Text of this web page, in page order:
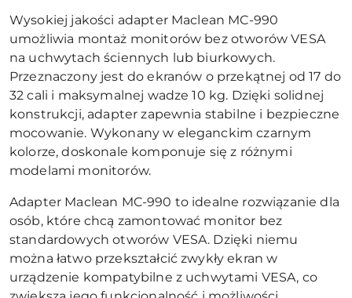
Wysokiej jakości adapter Maclean MC-990
umożliwia montaż monitorów bez otworów VESA
na uchwytach ściennych lub biurkowych.
Przeznaczony jest do ekranów o przekątnej od 17 do
32 cali i maksymalnej wadze 10 kg. Dzięki solidnej
konstrukcji, adapter zapewnia stabilne i bezpieczne
mocowanie. Wykonany w eleganckim czarnym
kolorze, doskonale komponuje się z różnymi
modelami monitorów.
Adapter Maclean MC-990 to idealne rozwiązanie dla
osób, które chcą zamontować monitor bez
standardowych otworów VESA. Dzięki niemu
można łatwo przekształcić zwykły ekran w
urządzenie kompatybilne z uchwytami VESA, co